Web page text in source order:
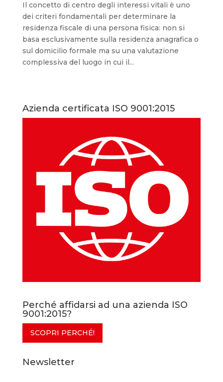
Il concetto di centro degli interessi vitali è uno
dei criteri fondamentali per determinare la
residenza fiscale di una persona fisica: non si
basa esclusivamente sulla residenza anagrafica o
sul domicilio formale ma su una valutazione
complessiva del luogo in cui il...
Azienda certificata ISO 9001:2015
Perché affidarsi ad una azienda ISO
9001:2015?
SCOPRI PERCHÉ!
Newsletter